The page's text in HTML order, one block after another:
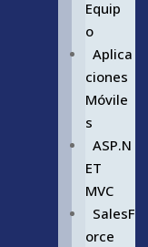
Equip
o
Aplica
ciones
Móvile
s
ASP.N
ET
MVC
SalesF
orce